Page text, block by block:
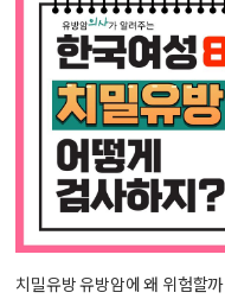
치밀유방 유방암에 왜 위험할까